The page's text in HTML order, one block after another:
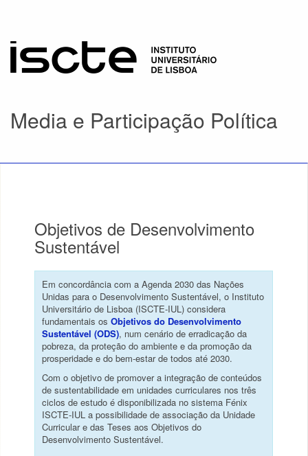
Media e Participação Política
Objetivos de Desenvolvimento
Sustentável
Em concordância com a Agenda 2030 das Nações
Unidas para o Desenvolvimento Sustentável, o Instituto
Universitário de Lisboa (ISCTE-IUL) considera
fundamentais os Objetivos do Desenvolvimento
Sustentável (ODS), num cenário de erradicação da
pobreza, da proteção do ambiente e da promoção da
prosperidade e do bem-estar de todos até 2030.
Com o objetivo de promover a integração de conteúdos
de sustentabilidade em unidades curriculares nos três
ciclos de estudo é disponibilizada no sistema Fénix
ISCTE-IUL a possibilidade de associação da Unidade
Curricular e das Teses aos Objetivos do
Desenvolvimento Sustentável.